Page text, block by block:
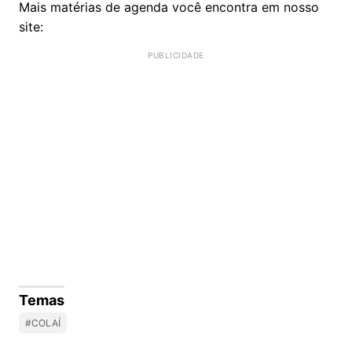
Mais matérias de agenda você encontra em nosso
site:
Temas
#COLAÍ